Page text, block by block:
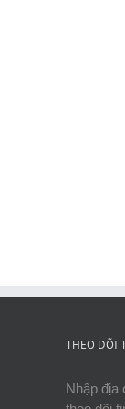
THEO DÕI
Nhập địa